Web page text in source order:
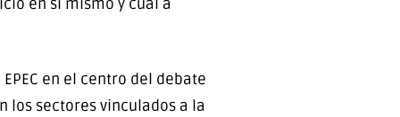
en el centro del debate
sectores vinculados a la